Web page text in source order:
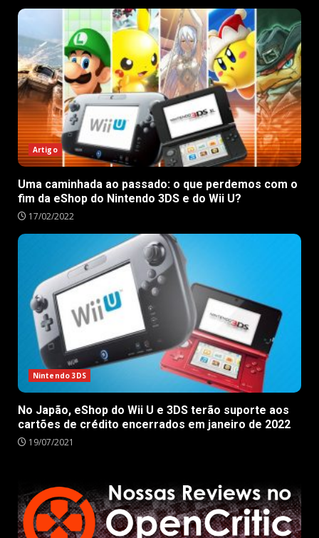
Artigo
Uma caminhada ao passado: o que perdemos com o
fim da eShop do Nintendo 3DS e do Wii U?
17/02/2022
Nintendo 3DS
No Japão, eShop do Wii U e 3DS terão suporte aos
cartões de crédito encerrados em janeiro de 2022
19/07/2021